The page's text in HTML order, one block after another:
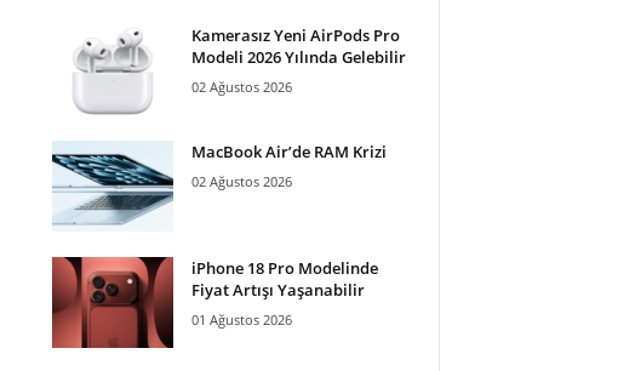
Kamerasız Yeni AirPods Pro
Modeli 2026 Yılında Gelebilir
02 Ağustos 2026
MacBook Air’de RAM Krizi
02 Ağustos 2026
iPhone 18 Pro Modelinde
Fiyat Artışı Yaşanabilir
01 Ağustos 2026